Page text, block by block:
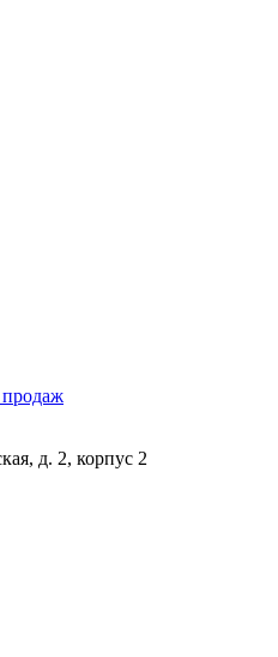
д. 2, корпус 2